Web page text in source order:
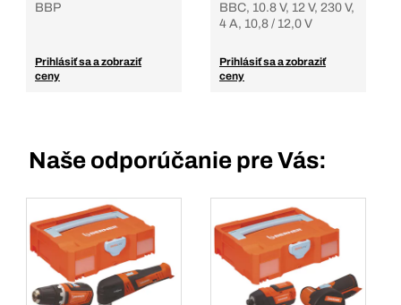
BBP
Prihlásiť sa a zobraziť
ceny
BBC, 10.8 V, 12 V, 230 V,
4 A, 10,8 / 12,0 V
Prihlásiť sa a zobraziť
ceny
Naše odporúčanie pre Vás: